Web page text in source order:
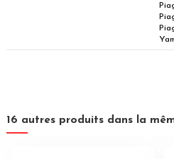
16 autres produits dans la